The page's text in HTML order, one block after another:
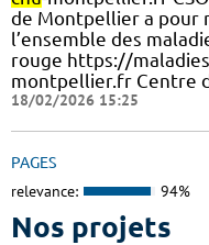
de Montpellier a pour
l’ensemble des
rouge https://
montpellier.fr Centre
18/02/2026 15:25
PAGES
relevance: 94%
Nos projets